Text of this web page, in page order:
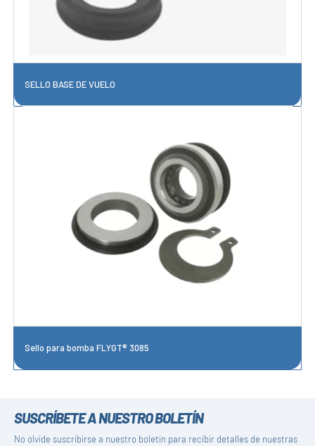
SELLO BASE DE VUELO
Sello para bomba FLYGT® 3085
SUSCRÍBETE A NUESTRO BOLETÍN
No olvide suscribirse a nuestro boletín para recibir detalles de nuestras